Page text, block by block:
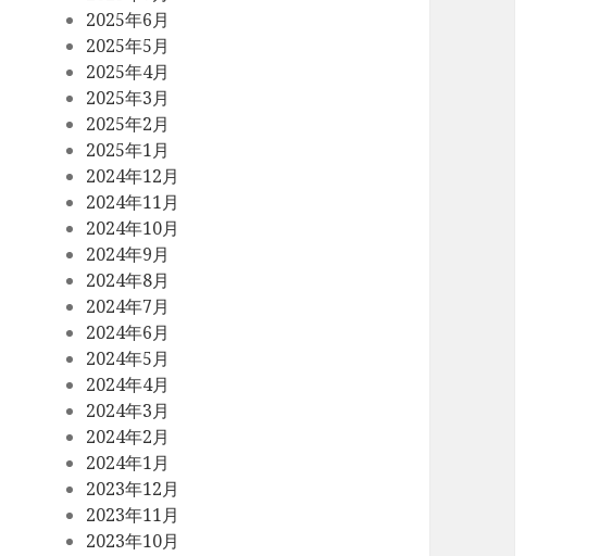
2025年6月
2025年5月
2025年4月
2025年3月
2025年2月
2025年1月
2024年12月
2024年11月
2024年10月
2024年9月
2024年8月
2024年7月
2024年6月
2024年5月
2024年4月
2024年3月
2024年2月
2024年1月
2023年12月
2023年11月
2023年10月